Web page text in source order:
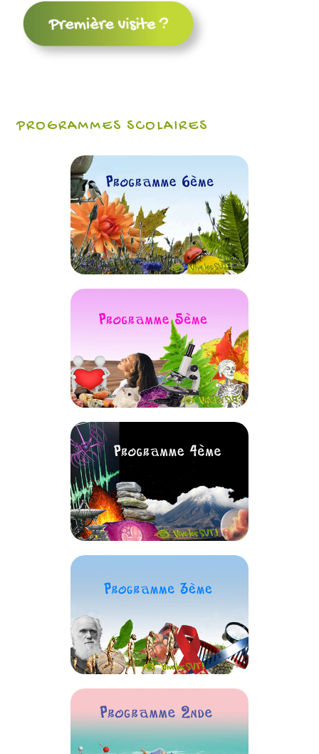
PROGRAMMES SCOLAIRES